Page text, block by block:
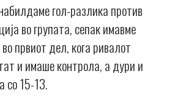
гол-разлика против
во групата, сепак имавме
првиот дел, кога ривалот
и имаше контрола, а дури и
со 15-13.